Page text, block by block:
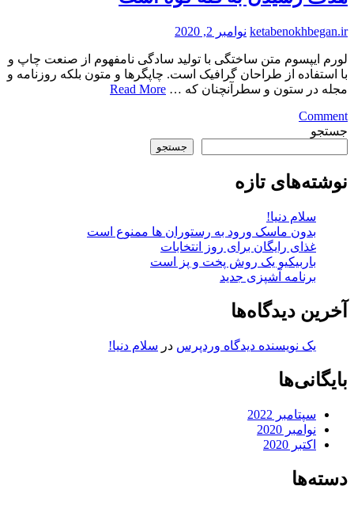
ketabenokhbegan.ir نوامبر 2, 2020
لورم ايپسوم متن ساختگی با توليد سادگی نامفهوم از صنعت چاپ و
با استفاده از طراحان گرافيک است. چاپگرها و متون بلکه روزنامه و
مجله در ستون و سطرآنچنان که … Read More
Comment
on
قله
کوه
جستجو
جستجو
نوشته‌های تازه
سلام دنیا!
بدون ماسک ورود به رستوران ها ممنوع است
غذای رایگان برای روز انتخابات
باربیکیو یک روش پخت و پز است
برنامه آشپزی جدید
آخرین دیدگاه‌ها
یک نویسنده دیدگاه وردپرس در سلام دنیا!
بایگانی‌ها
سپتامبر 2022
نوامبر 2020
اکتبر 2020
دسته‌ها